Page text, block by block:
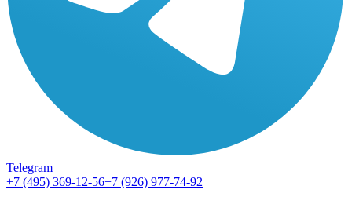
Telegram
+7 (495) 369-12-56+7 (926) 977-74-92